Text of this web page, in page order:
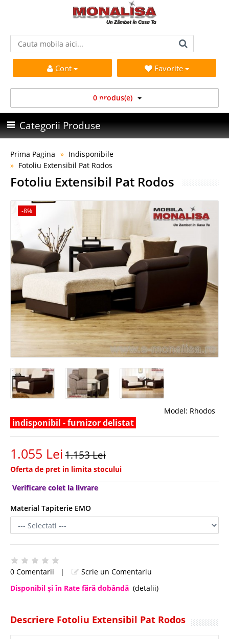
Cont Favorite
0 produs(e)
Categorii Produse
Prima Pagina
Indisponibile
Fotoliu Extensibil Pat Rodos
Fotoliu Extensibil Pat Rodos
-8%
Model: Rhodos
indisponibil - furnizor delistat
1.055 Lei1.153 Lei
Oferta de pret in limita stocului
Verificare colet la livrare
Material Tapiterie EMO
0 Comentarii |
Scrie un Comentariu
Disponibil şi în Rate fără dobândă (detalii)
Descriere Fotoliu Extensibil Pat Rodos